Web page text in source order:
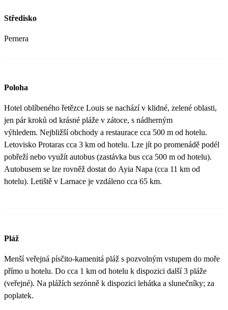
Středisko
Pernera
Poloha
Hotel oblíbeného řetězce Louis se nachází v klidné, zelené oblasti,
jen pár kroků od krásné pláže v zátoce, s nádherným
výhledem. Nejbližší obchody a restaurace cca 500 m od hotelu.
Letovisko Protaras cca 3 km od hotelu. Lze jít po promenádě podél
pobřeží nebo využít autobus (zastávka bus cca 500 m od hotelu).
Autobusem se lze rovněž dostat do Ayia Napa (cca 11 km od
hotelu). Letiště v Larnace je vzdáleno cca 65 km.
Pláž
Menší veřejná písčito-kamenitá pláž s pozvolným vstupem do moře
přímo u hotelu. Do cca 1 km od hotelu k dispozici další 3 pláže
(veřejné). Na plážích sezónně k dispozici lehátka a slunečníky; za
poplatek.